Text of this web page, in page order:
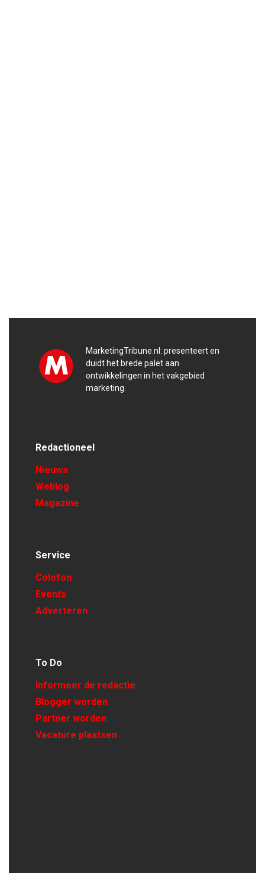
MarketingTribune.nl: presenteert en
duidt het brede palet aan
ontwikkelingen in het vakgebied
marketing.
Redactioneel
Nieuws
Weblog
Magazine
Service
Colofon
Events
Adverteren
To Do
Informeer de redactie
Blogger worden
Partner worden
Vacature plaatsen